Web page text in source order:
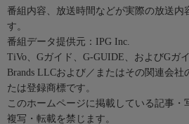
番組内容、放送時間などが実際の放送内
す。
番組データ提供元：IPG Inc.
TiVo、Gガイド、G-GUIDE、およびGガ
Brands LLCおよび／またはその関連会社
たは登録商標です。
このホームページに掲載している記事
複写・転載を禁じます。